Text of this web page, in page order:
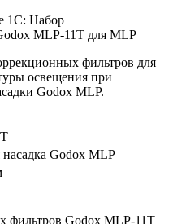
1С: Набор
MLP-11T для MLP
фильтров для
освещения при
Godox MLP.
Godox MLP
фильтров Godox MLP-11T